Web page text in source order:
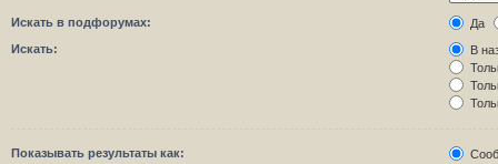
Искать в подфорумах:
Да
Искать:
В
Показывать результаты как: